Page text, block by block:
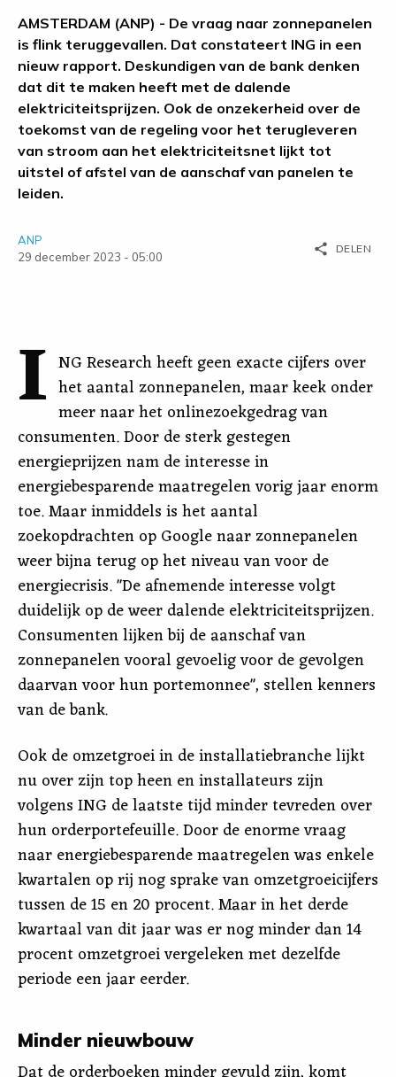
AMSTERDAM (ANP) - De vraag naar zonnepanelen
is flink teruggevallen. Dat constateert ING in een
nieuw rapport. Deskundigen van de bank denken
dat dit te maken heeft met de dalende
elektriciteitsprijzen. Ook de onzekerheid over de
toekomst van de regeling voor het terugleveren
van stroom aan het elektriciteitsnet lijkt tot
uitstel of afstel van de aanschaf van panelen te
leiden.
ANP
29 december 2023 - 05:00
share DELEN
I NG Research heeft geen exacte cijfers over
het aantal zonnepanelen, maar keek onder
meer naar het onlinezoekgedrag van
consumenten. Door de sterk gestegen
energieprijzen nam de interesse in
energiebesparende maatregelen vorig jaar enorm
toe. Maar inmiddels is het aantal
zoekopdrachten op Google naar zonnepanelen
weer bijna terug op het niveau van voor de
energiecrisis. "De afnemende interesse volgt
duidelijk op de weer dalende elektriciteitsprijzen.
Consumenten lijken bij de aanschaf van
zonnepanelen vooral gevoelig voor de gevolgen
daarvan voor hun portemonnee", stellen kenners
van de bank.
Ook de omzetgroei in de installatiebranche lijkt
nu over zijn top heen en installateurs zijn
volgens ING de laatste tijd minder tevreden over
hun orderportefeuille. Door de enorme vraag
naar energiebesparende maatregelen was enkele
kwartalen op rij nog sprake van omzetgroeicijfers
tussen de 15 en 20 procent. Maar in het derde
kwartaal van dit jaar was er nog minder dan 14
procent omzetgroei vergeleken met dezelfde
periode een jaar eerder.
Minder nieuwbouw